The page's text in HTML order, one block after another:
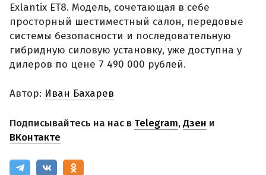
Exlantix ET8. Модель, сочетающая в себе
просторный шестиместный салон, передовые
системы безопасности и последовательную
гибридную силовую установку, уже доступна у
дилеров по цене 7 490 000 рублей.
Автор: Иван Бахарев
Подписывайтесь на нас в Telegram,Дзен и
ВКонтакте